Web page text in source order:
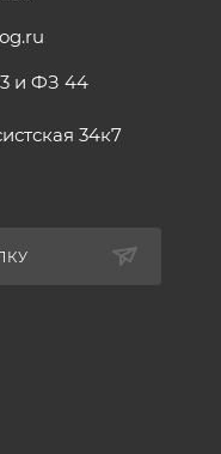
и ФЗ 44
34к7